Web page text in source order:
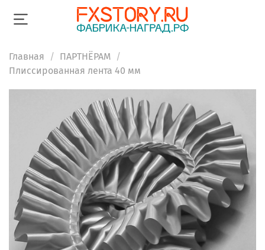
Главная
ПАРТНЁРАМ
Плиссированная лента 40 мм